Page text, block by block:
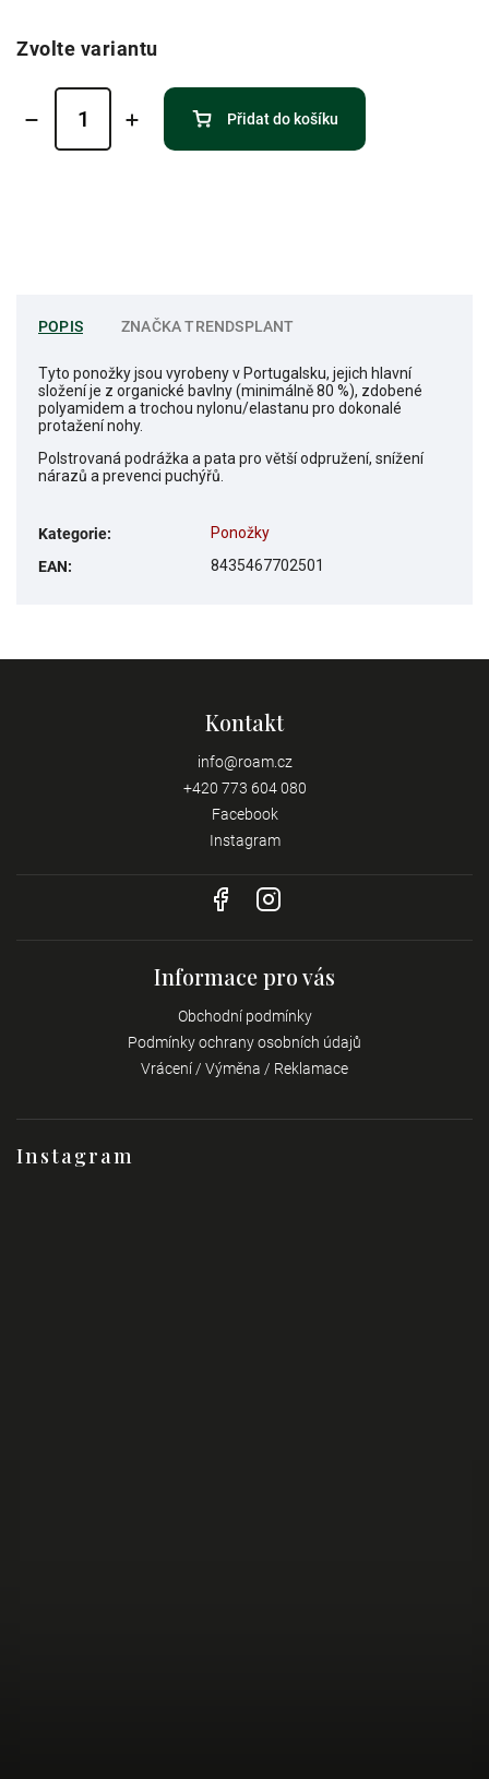
Zvolte variantu
Přidat do košíku
POPIS ZNAČKATRENDSPLANT
Tyto ponožky jsou vyrobeny v Portugalsku, jejich hlavní
složení je z organické bavlny (minimálně 80 %), zdobené
polyamidem a trochou nylonu/elastanu pro dokonalé
protažení nohy.
Polstrovaná podrážka a pata pro větší odpružení, snížení
nárazů a prevenci puchýřů.
Kategorie:
Ponožky
EAN: 8435467702501
Instagram
Kontakt
info@roam.cz
+420 773 604 080
Facebook
Instagram
Informace pro vás
Obchodní podmínky
Podmínky ochrany osobních údajů
Vrácení / Výměna / Reklamace